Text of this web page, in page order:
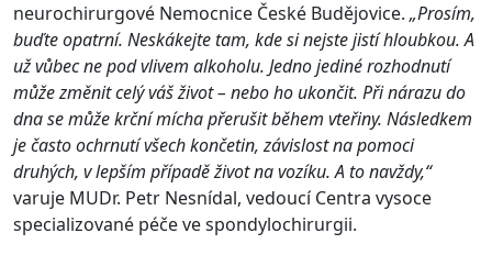
neurochirurgové Nemocnice České Budějovice. „Prosím,
buďte opatrní. Neskákejte tam, kde si nejste jistí hloubkou. A
už vůbec ne pod vlivem alkoholu. Jedno jediné rozhodnutí
může změnit celý váš život – nebo ho ukončit. Při nárazu do
dna se může krční mícha přerušit během vteřiny. Následkem
je často ochrnutí všech končetin, závislost na pomoci
druhých, v lepším případě život na vozíku. A to navždy,“
varuje MUDr. Petr Nesnídal, vedoucí Centra vysoce
specializované péče ve spondylochirurgii.